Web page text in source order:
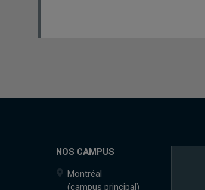
NOS CAMPUS
Montréal
(campus principal)